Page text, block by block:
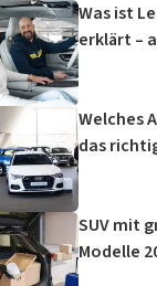
Was ist
erklärt –
Welches
das
SUV mit
Modelle